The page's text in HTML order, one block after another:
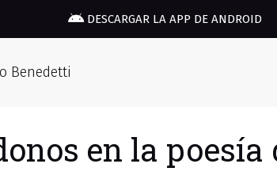
DESCARGAR LA APP DE ANDROID
Benedetti
en la poesía